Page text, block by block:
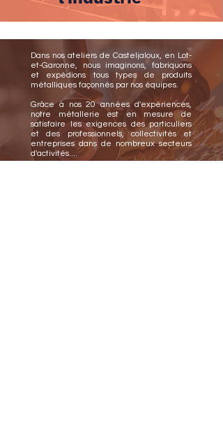
Dans nos ateliers de Casteljaloux, en Lot-
et-Garonne, nous imaginons, fabriquons
et expédions tous types de produits
métalliques façonnés par nos équipes.
Grâce à nos 20 années d'expériences,
notre métallerie est en mesure de
satisfaire les exigences des particuliers
et des professionnels,collectivités et
entreprises dans de nombreux secteurs
d'activités....